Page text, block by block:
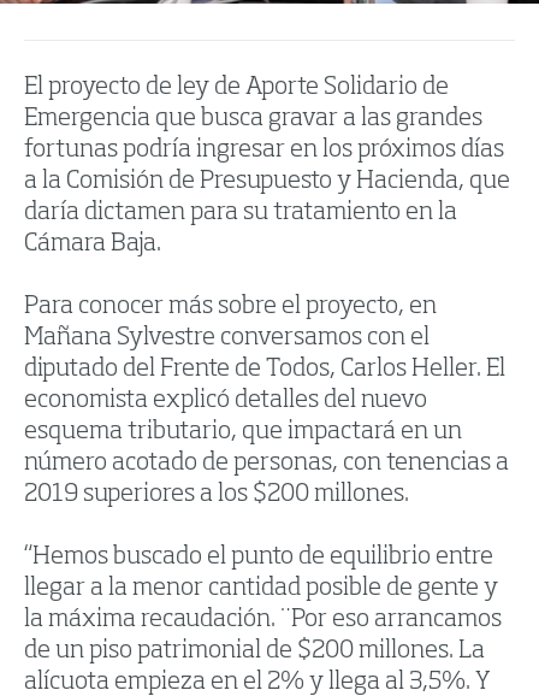
El proyecto de ley de Aporte Solidario de
Emergencia que busca gravar a las grandes
fortunas podría ingresar en los próximos días
a la Comisión de Presupuesto y Hacienda, que
daría dictamen para su tratamiento en la
Cámara Baja.
Para conocer más sobre el proyecto, en
Mañana Sylvestre conversamos con el
diputado del Frente de Todos, Carlos Heller. El
economista explicó detalles del nuevo
esquema tributario, que impactará en un
número acotado de personas, con tenencias a
2019 superiores a los $200 millones.
“Hemos buscado el punto de equilibrio entre
llegar a la menor cantidad posible de gente y
la máxima recaudación. ¨Por eso arrancamos
de un piso patrimonial de $200 millones. La
alícuota empieza en el 2% y llega al 3,5%. Y